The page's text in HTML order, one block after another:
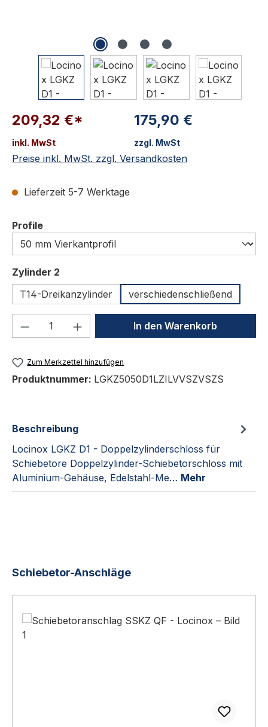
209,32 €*
inkl. MwSt
175,90 €
zzgl. MwSt
Preise inkl. MwSt. zzgl. Versandkosten
Lieferzeit 5-7 Werktage
Profileauswählen
Zylinder 2
T14-Dreikanzylinder
verschiedenschließend
Produkt Anzahl: Gib denIn den Warenkorb
Zum Merkzettel hinzufügen
Produktnummer: LGKZ5050D1LZILVVSZVSZS
Beschreibung
Locinox LGKZ D1 - Doppelzylinderschloss für
Schiebetore Doppelzylinder-Schiebetorschloss mit
Aluminium-Gehäuse, Edelstahl-Me… Mehr
Produktgalerie überspringen
Schiebetor-Anschläge